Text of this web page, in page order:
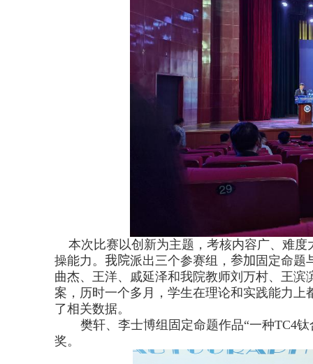
本次比赛以创新为主题，考核内容广、难度
操能力。 我院派出三个参赛组， 参加 固定命题
曲杰、王洋、戚延泽和我院教师刘万村、王
案，历时一个多月，学生在理论和实践能力
了相关数据。
樊轩、李士博组固定命题作品“一种TC4钛
奖。